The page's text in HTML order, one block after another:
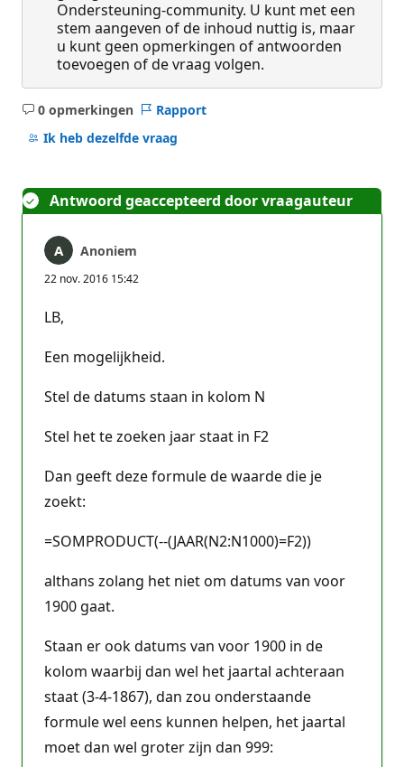
Ondersteuning-community. U kunt met een
stem aangeven of de inhoud nuttig is, maar
u kunt geen opmerkingen of antwoorden
toevoegen of de vraag volgen.
0 opmerkingen
Geen
opmerkingen
Rapport
Ik heb dezelfde vraag
Antwoord geaccepteerd door vraagauteur
Anoniem
22 nov. 2016 15:42
LB,
Een mogelijkheid.
Stel de datums staan in kolom N
Stel het te zoeken jaar staat in F2
Dan geeft deze formule de waarde die je
zoekt:
=SOMPRODUCT(--(JAAR(N2:N1000)=F2))
althans zolang het niet om datums van voor
1900 gaat.
Staan er ook datums van voor 1900 in de
kolom waarbij dan wel het jaartal achteraan
staat (3-4-1867), dan zou onderstaande
formule wel eens kunnen helpen, het jaartal
moet dan wel groter zijn dan 999: